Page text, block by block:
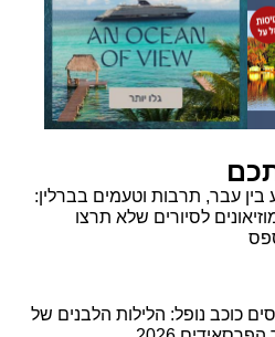
בין עבר, תרבות וטעמים בברלין:
לסיורים שלא תרצו
כוכב נופל: הלילות הלבנים של